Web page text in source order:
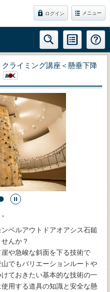
ログイン メニュー
ライミング講座＜懸垂下降
ベルアウトドアオアシス石鎚
んか？
崖や急峻な斜面を下る技術で
でもバリエーションルートや
ておきたい基本的な技術の一
用する道具の知識と安全な懸